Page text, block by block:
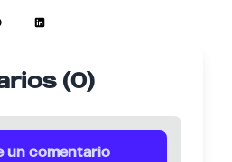
(0)
un comentario